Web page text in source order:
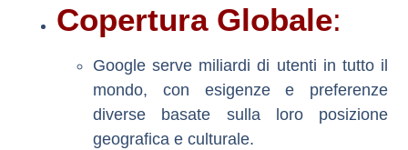
Copertura Globale:
Google serve miliardi di utenti in tutto il
mondo, con esigenze e preferenze
diverse basate sulla loro posizione
geografica e culturale.